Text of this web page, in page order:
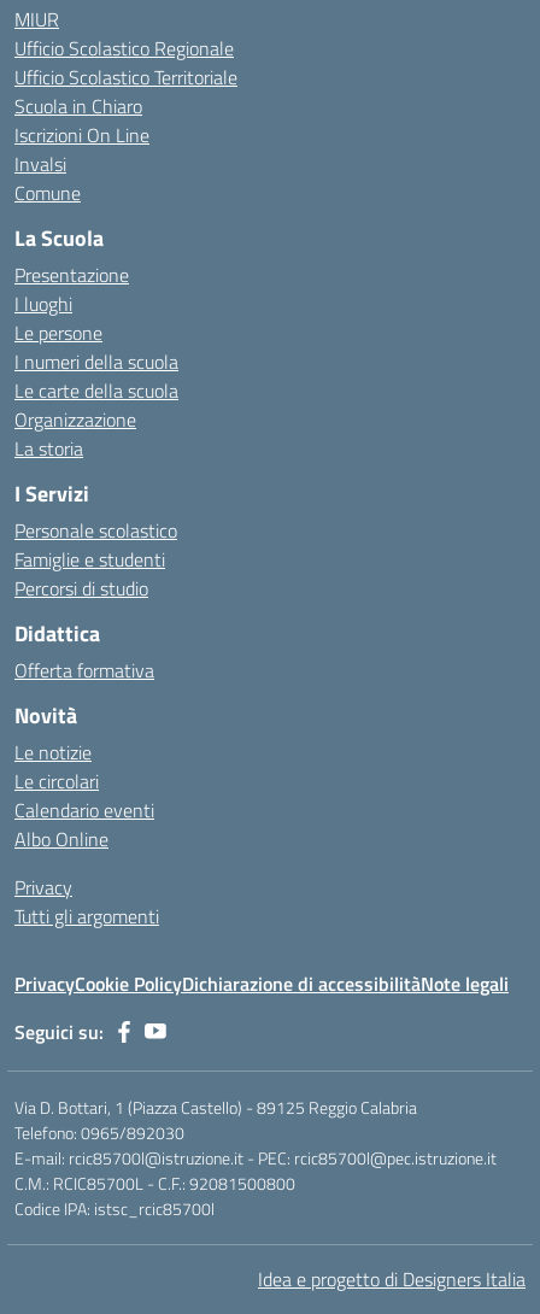
MIUR
Ufficio Scolastico Regionale
Ufficio Scolastico Territoriale
Scuola in Chiaro
Iscrizioni On Line
Invalsi
Comune
La Scuola
Presentazione
I luoghi
Le persone
I numeri della scuola
Le carte della scuola
Organizzazione
La storia
I Servizi
Personale scolastico
Famiglie e studenti
Percorsi di studio
Didattica
Offerta formativa
Novità
Le notizie
Le circolari
Calendario eventi
Albo Online
Privacy
Tutti gli argomenti
PrivacyCookie PolicyDichiarazione di accessibilitàNote legali
Seguici su:
Via D. Bottari, 1 (Piazza Castello) - 89125 Reggio Calabria
Telefono: 0965/892030
E-mail: rcic85700l@istruzione.it - PEC: rcic85700l@pec.istruzione.it
C.M.: RCIC85700L - C.F.: 92081500800
Codice IPA: istsc_rcic85700l
Idea e progetto di Designers Italia